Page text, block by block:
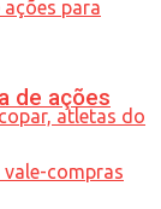
de ações